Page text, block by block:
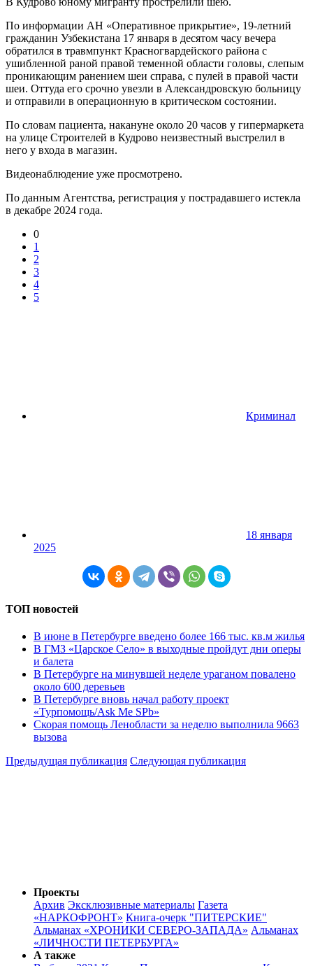
По информации АН «Оперативное прикрытие», 19-летний
гражданин Узбекистана 17 января в десятом часу вечера
обратился в травмпункт Красногвардейского района с
ушибленной раной правой теменной области головы, слепым
проникающим ранением шеи справа, с пулей в правой части
шеи. Оттуда его срочно увезли в Александровскую больницу
и отправили в операционную в критическом состоянии.
По словам пациента, накануне около 20 часов у гипермаркета
на улице Строителей в Кудрово неизвестный выстрелил в
него у входа в магазин.
Видеонаблюдение уже просмотрено.
По данным Агентства, регистрация у пострадавшего истекла
в декабре 2024 года.
0
1
2
3
4
5
Криминал
18 января
2025
ТОП новостей
В июне в Петербурге введено более 166 тыс. кв.м жилья
В ГМЗ «Царское Село» в выходные пройдут дни оперы
и балета
В Петербурге на минувшей неделе ураганом повалено
около 600 деревьев
В Петербурге вновь начал работу проект
«Турпомощь/Ask Me SPb»
Скорая помощь Ленобласти за неделю выполнила 9663
вызова
Предыдущая публикация Следующая публикация
Проекты
Архив Эксклюзивные материалы Газета
«НАРКОФРОНТ» Книга-очерк "ПИТЕРСКИЕ"
Альманах «ХРОНИКИ СЕВЕРО-ЗАПАДА» Альманах
«ЛИЧНОСТИ ПЕТЕРБУРГА»
А также